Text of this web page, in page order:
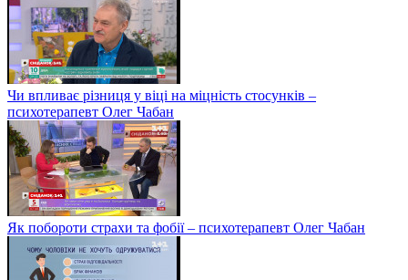
Чи впливає різниця у віці на міцність стосунків –
психотерапевт Олег Чабан
Як побороти страхи та фобії – психотерапевт Олег Чабан